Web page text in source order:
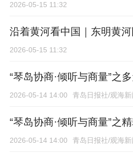
2026-05-15 11:32
沿着黄河看中国｜东明黄
2026-05-15 11:32
“琴岛协商·倾听与商量”之
2026-05-14 14:00 青岛日报社/观海新
“琴岛协商·倾听与商量”之
2026-05-14 14:00 青岛日报社/观海新